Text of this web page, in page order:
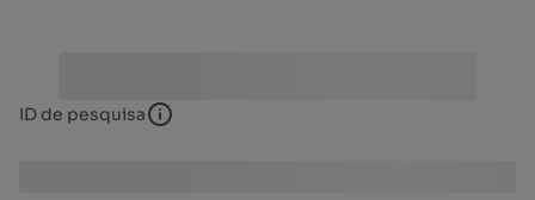
ID de pesquisa ID de pesquisa